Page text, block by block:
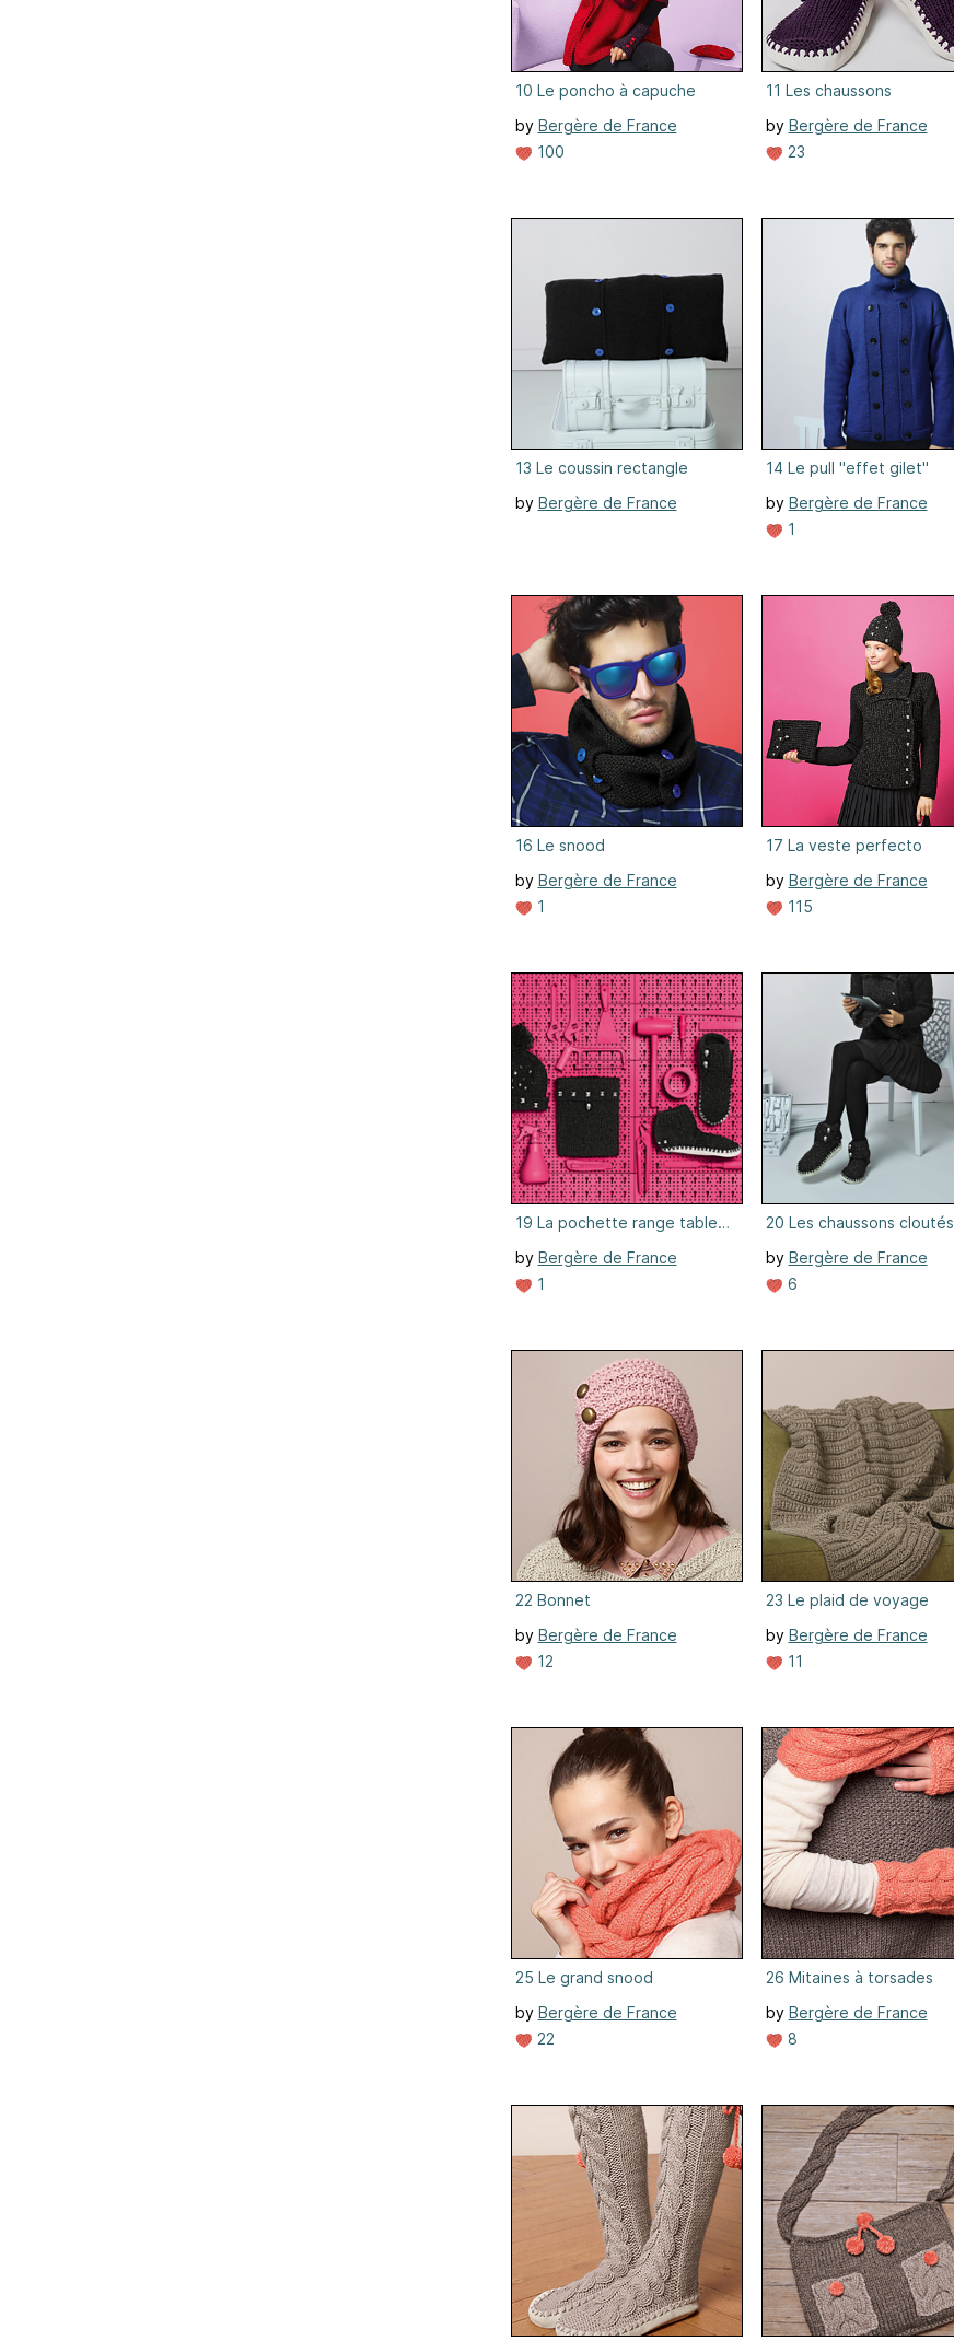
10 Le poncho à capuche
by Bergère de France
100
11 Les chaussons
by Bergère de France
23
13 Le coussin rectangle
by Bergère de France
14 Le pull "effet gilet"
by Bergère de France
1
16 Le snood
by Bergère de France
1
17 La veste perfecto
by Bergère de France
115
19 La pochette range tablette
by Bergère de France
1
20 Les chaussons cloutés
by Bergère de France
6
22 Bonnet
by Bergère de France
12
23 Le plaid de voyage
by Bergère de France
11
25 Le grand snood
by Bergère de France
22
26 Mitaines à torsades
by Bergère de France
8